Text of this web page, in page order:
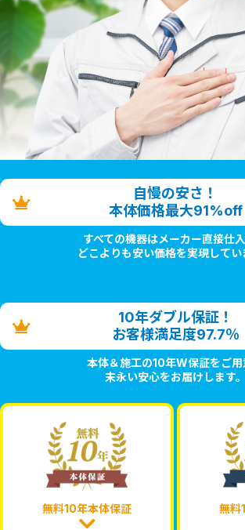
自慢の安さ！
本体価格最大91%off
すべての機器はメーカー直接仕入
どこよりも安い価格を実現してい
10年ダブル保証！
お客様満足度97.7％
本体＆施工の10年W保証をご用
末永い安心をお届けします。
無料10年本体保証 無料